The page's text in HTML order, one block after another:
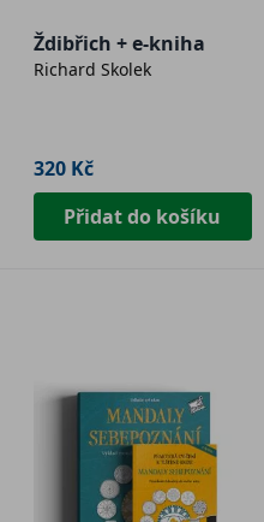
Ždibřich + e-kniha
Richard Skolek
320 Kč
Přidat do košíku